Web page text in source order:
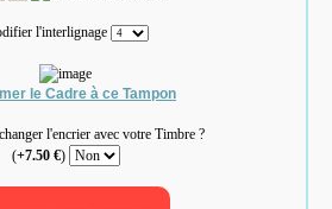
l'interlignage
le Cadre à ce Tampon
l'encrier avec votre Timbre ?
(+7.50 €)